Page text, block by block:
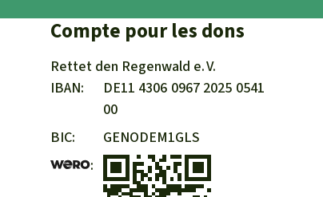
Compte pour les dons
Rettet den Regenwald e. V.
IBAN
DE11 4306 0967 2025 0541
00
BIC
GENODEM1GLS